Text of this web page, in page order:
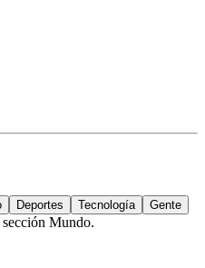
Deportes Tecnología Gente
Mundo.